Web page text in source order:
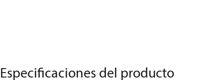
Especificaciones del producto